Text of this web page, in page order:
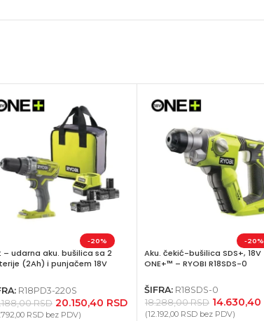
-20%
– udarna aku. bušilica sa 2
(2Ah) i punjačem 18V
R18PD3-220S
RSD 20.150,40 RSD
RSDbez PDV)
-20%
Aku. čekić-bušilica SDS+, 18V
ONE+™ – RYOBI R18SDS-0
ŠIFRA: R18SDS-0
18.288,00RSD 14.630,40
(12.192,00 RSDbez PDV)